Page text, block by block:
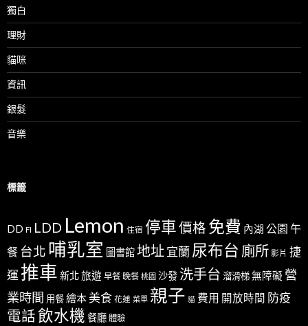
獨白
理財
貓咪
資訊
銀髮
音樂
標籤
DD FI LDD Lemon 住宿 停車價格 免費 內湖 公園 午
餐 台北 哺乳室 圖書館地址宜蘭尿布台 廁所 影片 捷
運推車 新北旅遊 早餐 晚餐 桃園 沙發 洗手台 溜滑梯無障礙 營
業時間 用餐繪本 美食 花蓮 菜單 親子 貓 費用 開放時間 防疫
電話飲水機 餐廳 體驗